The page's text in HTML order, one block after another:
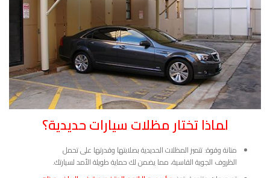
لماذا تختار مظلات سيارات حديدية؟
متانة وقوة: تتميز المظلات الحديدية بصلابتها وقدرتها على تحمل
الظروف الجوية القاسية، مما يضمن لك حماية طويلة الأمد لسيارتك.